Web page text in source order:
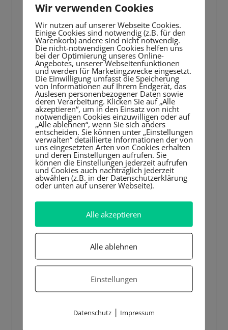
Video-
Player
Wir verwenden Cookies
Wir nutzen auf unserer Webseite Cookies.
Einige Cookies sind notwendig (z.B. für den
Warenkorb) andere sind nicht notwendig.
Die nicht-notwendigen Cookies helfen uns
bei der Optimierung unseres Online-
Angebotes, unserer Webseitenfunktionen
und werden für Marketingzwecke eingesetzt.
Die Einwilligung umfasst die Speicherung
von Informationen auf Ihrem Endgerät, das
Auslesen personenbezogener Daten sowie
deren Verarbeitung. Klicken Sie auf „Alle
akzeptieren“, um in den Einsatz von nicht
notwendigen Cookies einzuwilligen oder auf
„Alle ablehnen“, wenn Sie sich anders
entscheiden. Sie können unter „Einstellungen
verwalten“ detaillierte Informationen der von
uns eingesetzten Arten von Cookies erhalten
und deren Einstellungen aufrufen. Sie
können die Einstellungen jederzeit aufrufen
und Cookies auch nachträglich jederzeit
abwählen (z.B. in der Datenschutzerklärung
oder unten auf unserer Webseite).
Alle akzeptieren
Alle ablehnen
Einstellungen
Datenschutz| Impressum